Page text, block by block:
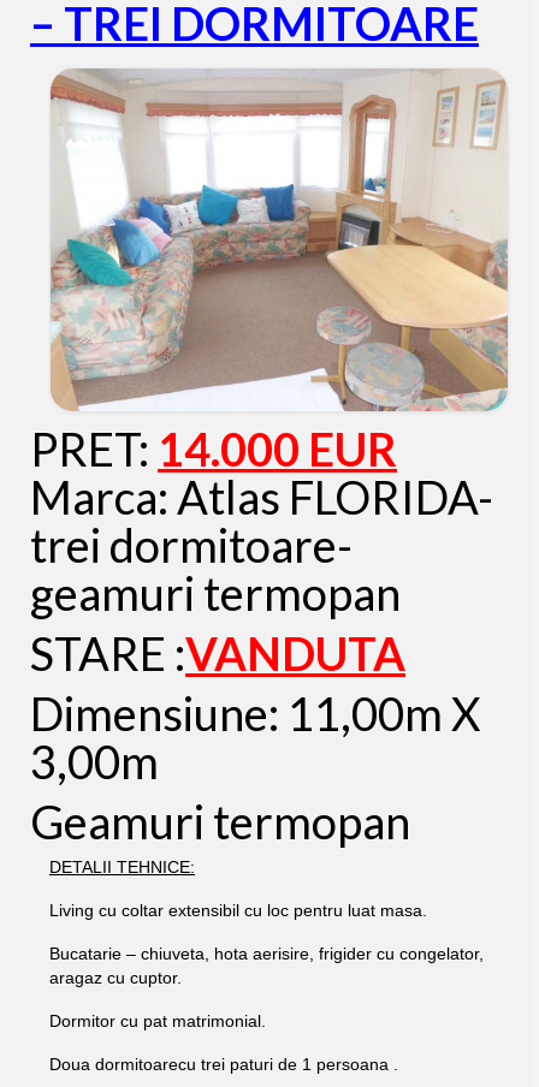
– TREI DORMITOARE
PRET: 14.000 EUR
Marca: Atlas FLORIDA-
trei dormitoare-
geamuri termopan
STARE :VANDUTA
Dimensiune: 11,00m X
3,00m
Geamuri termopan
DETALII TEHNICE:
Living cu coltar extensibil cu loc pentru luat masa.
Bucatarie – chiuveta, hota aerisire, frigider cu congelator,
aragaz cu cuptor.
Dormitor cu pat matrimonial.
Doua dormitoarecu trei paturi de 1 persoana .